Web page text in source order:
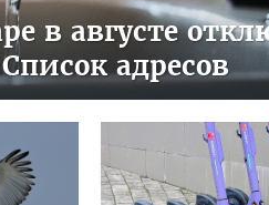
в августе
адресов